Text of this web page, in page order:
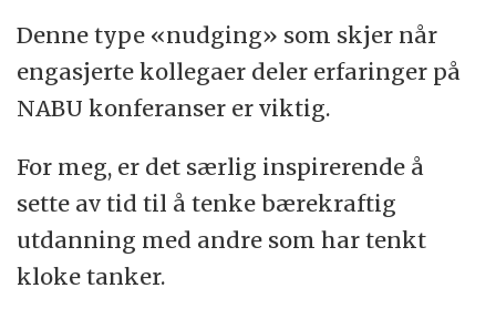
Denne type «nudging» som skjer når
engasjerte kollegaer deler erfaringer på
NABU konferanser er viktig.
For meg, er det særlig inspirerende å
sette av tid til å tenke bærekraftig
utdanning med andre som har tenkt
kloke tanker.